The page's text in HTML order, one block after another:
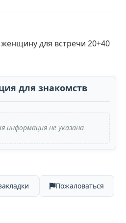
для знакомств
информация не указана
Пожаловаться